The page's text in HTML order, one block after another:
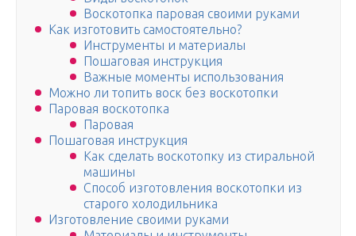
Воскотопка паровая своими руками
Как изготовить самостоятельно?
Инструменты и материалы
Пошаговая инструкция
Важные моменты использования
Можно ли топить воск без воскотопки
Паровая воскотопка
Паровая
Пошаговая инструкция
Как сделать воскотопку из стиральной
машины
Способ изготовления воскотопки из
старого холодильника
Изготовление своими руками